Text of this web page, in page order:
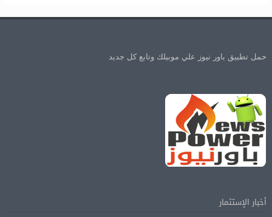
حمل تطبيق باور نيوز علي موبيلك وتابع كل جديد
أخبار الإستثمار